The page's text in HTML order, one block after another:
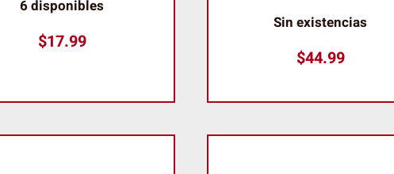
6 disponibles
$17.99
Sin existencias
$44.99